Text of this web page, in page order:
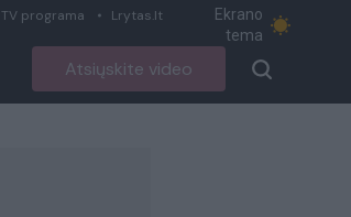
TV programa Lrytas.lt
Ekrano
tema
Atsiųskite video